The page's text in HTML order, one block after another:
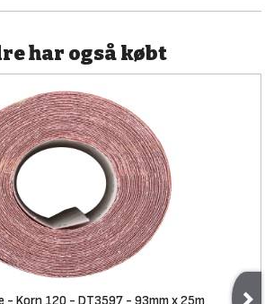
har også købt